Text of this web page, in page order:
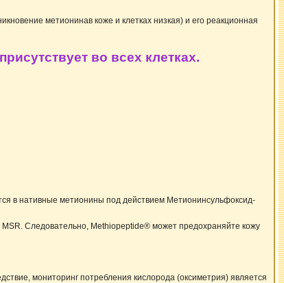
метионинав коже и клетках низкая) и его реакционная
во всех клетках.
в нативные метионины под действием Метионинсульфоксид-
Следовательно, Methiopeptide® может предохраняйте кожу
мониторинг потребления кислорода (оксиметрия) является